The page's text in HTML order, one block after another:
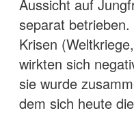
Aussicht auf
separat
Krisen
wirkten sich
sie wurde
dem sich heute